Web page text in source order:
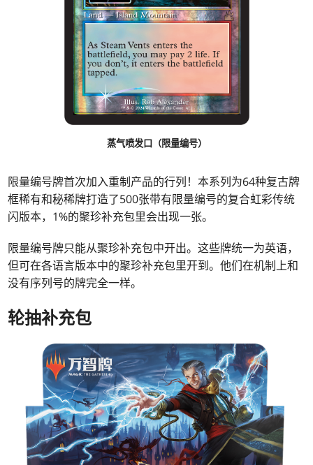
蒸气喷发口（限量编号）
限量编号牌首次加入重制产品的行列！本系列为64种复古牌
框稀有和秘稀牌打造了500张带有限量编号的复合虹彩传统
闪版本，1%的聚珍补充包里会出现一张。
限量编号牌只能从聚珍补充包中开出。这些牌统一为英语，
但可在各语言版本中的聚珍补充包里开到。他们在机制上和
没有序列号的牌完全一样。
轮抽补充包